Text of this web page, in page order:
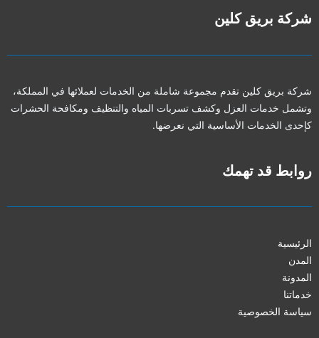
شركة بريق كلين
شركة بريق كلين تقدم مجموعة شاملة من الخدمات لعملائها في المملكة،
وتشمل خدمات العزل وكشف تسربات المياه والتنظيف ومكافحة الحشرات
كإحدى الخدمات الأساسية التي نعرضها.
روابط قد تهمك
الرئيسية
المدن
المدونة
خدماتنا
سياسة الخصوصية